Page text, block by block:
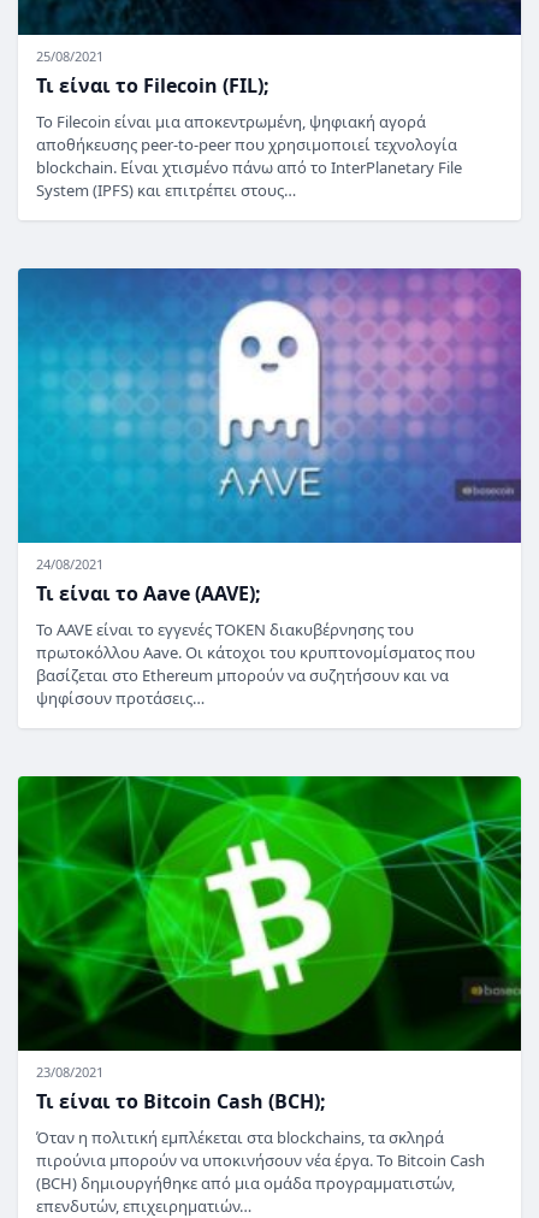
25/08/2021
Τι είναι το Filecoin (FIL);
Το Filecoin είναι μια αποκεντρωμένη, ψηφιακή αγορά
αποθήκευσης peer-to-peer που χρησιμοποιεί τεχνολογία
blockchain. Είναι χτισμένο πάνω από το InterPlanetary File
System (IPFS) και επιτρέπει στους…
24/08/2021
Τι είναι το Aave (AAVE);
Το AAVE είναι το εγγενές TOKEN διακυβέρνησης του
πρωτοκόλλου Aave. Οι κάτοχοι του κρυπτονομίσματος που
βασίζεται στο Ethereum μπορούν να συζητήσουν και να
ψηφίσουν προτάσεις…
23/08/2021
Τι είναι το Bitcoin Cash (BCH);
Όταν η πολιτική εμπλέκεται στα blockchains, τα σκληρά
πιρούνια μπορούν να υποκινήσουν νέα έργα. Το Bitcoin Cash
(BCH) δημιουργήθηκε από μια ομάδα προγραμματιστών,
επενδυτών, επιχειρηματιών…